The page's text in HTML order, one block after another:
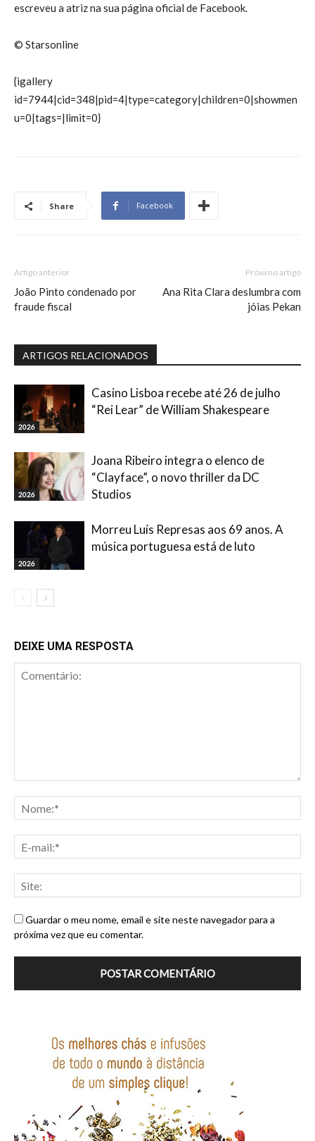
escreveu a atriz na sua página oficial de Facebook.
© Starsonline
{igallery
id=7944|cid=348|pid=4|type=category|children=0|showmen
u=0|tags=|limit=0}
Share Facebook
Artigo anterior
João Pinto condenado por
fraude fiscal
Próximo artigo
Ana Rita Clara deslumbra com
jóias Pekan
ARTIGOS RELACIONADOS
2026
Casino Lisboa recebe até 26 de julho
“Rei Lear” de William Shakespeare
2026
Joana Ribeiro integra o elenco de
“Clayface”, o novo thriller da DC
Studios
2026
Morreu Luís Represas aos 69 anos. A
música portuguesa está de luto
DEIXE UMA RESPOSTA
Guardar o meu nome, email e site neste navegador para a
próxima vez que eu comentar.